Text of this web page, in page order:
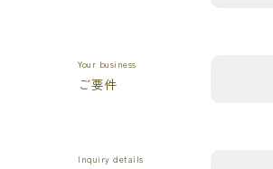
Your business
ご要件
Inquiry details